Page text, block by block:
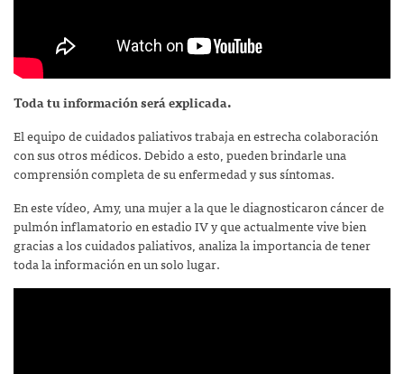
Toda tu información será explicada.
El equipo de cuidados paliativos trabaja en estrecha colaboración
con sus otros médicos. Debido a esto, pueden brindarle una
comprensión completa de su enfermedad y sus síntomas.
En este vídeo, Amy, una mujer a la que le diagnosticaron cáncer de
pulmón inflamatorio en estadio IV y que actualmente vive bien
gracias a los cuidados paliativos, analiza la importancia de tener
toda la información en un solo lugar.